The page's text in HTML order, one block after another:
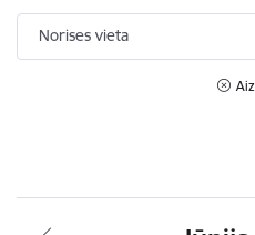
Norises vieta